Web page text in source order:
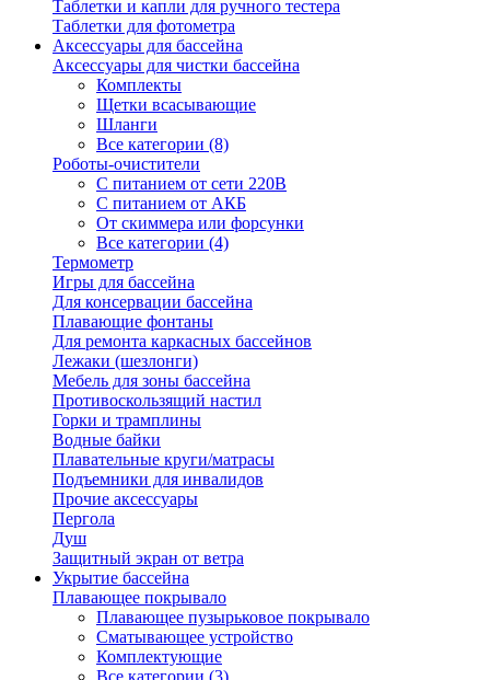
Таблетки и капли для ручного тестера
Таблетки для фотометра
Аксессуары для бассейна
Аксессуары для чистки бассейна
Комплекты
Щетки всасывающие
Шланги
Все категории (8)
Роботы-очистители
С питанием от сети 220В
С питанием от АКБ
От скиммера или форсунки
Все категории (4)
Термометр
Игры для бассейна
Для консервации бассейна
Плавающие фонтаны
Для ремонта каркасных бассейнов
Лежаки (шезлонги)
Мебель для зоны бассейна
Противоскользящий настил
Горки и трамплины
Водные байки
Плавательные круги/матрасы
Подъемники для инвалидов
Прочие аксессуары
Пергола
Душ
Защитный экран от ветра
Укрытие бассейна
Плавающее покрывало
Плавающее пузырьковое покрывало
Сматывающее устройство
Комплектующие
Все категории (3)